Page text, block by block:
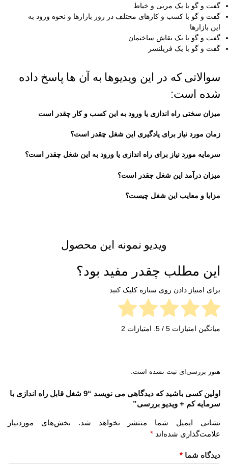
گفت و گو با یک مربی و خیاط
گفت و گو با کسب و کارهای مختلف در روز بازارها و نحوه ورود به
این بازارها
گفت و گو با یک نقاش ساختمان
گفت و گو با یک فریلنسر
سوالاتی که در این ویدیوها به آن ها پاسخ داده
شده است:
میزان سختی راه اندازی یا ورود به این کسب و کار چقدر است
زمان مورد نیاز برای یادگیری این شغل چقدر است؟
سرمایه مورد نیاز برای راه اندازی یا ورود به این شغل چقدر است؟
میزان درآمد این شغل چقدر است؟
مزایا و معایب این شغل چیست؟
ویدیو نمونه این محصول
این مطلب چقدر مفید بود؟
برای امتیاز دادن روی ستاره کلیک کنید
میانگین امتیازات 5 / 5. امتیازات 2
هنوز بررسی‌ای ثبت نشده است.
اولین کسی باشید که دیدگاهی می نویسد “9 شغل قابل راه اندازی با
سرمایه کم + ویدیو بررسی”
نشانی ایمیل شما منتشر نخواهد شد.
بخش‌های موردنیاز
علامت‌گذاری شده‌اند *
دیدگاه شما *